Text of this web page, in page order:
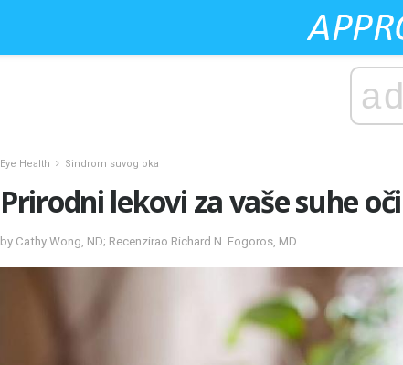
ad
Eye Health Sindrom suvog oka
Prirodni lekovi za vaše suhe oči
by Cathy Wong, ND; Recenzirao Richard N. Fogoros, MD